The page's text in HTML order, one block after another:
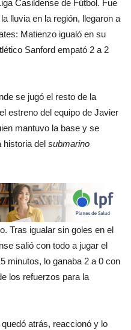
Casildense de Fútbol. Fue
lluvia en la región, llegaron a
Matienzo igualó en su
Sanford empató 2 a 2
se jugó el resto de la
estreno del equipo de Javier
mantuvo la base y se
historia del submarino
Tras igualar sin goles en el
salió con todo a jugar el
minutos, lo ganaba 2 a 0 con
los refuerzos para la
atrás, reaccionó y lo